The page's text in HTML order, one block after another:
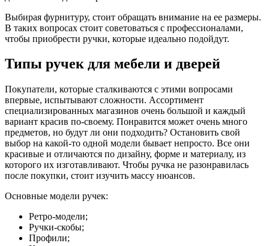
Выбирая фурнитуру, стоит обращать внимание на ее размеры.
В таких вопросах стоит советоваться с профессионалами,
чтобы приобрести ручки, которые идеально подойдут.
Типы ручек для мебели и дверей
Покупатели, которые сталкиваются с этими вопросами
впервые, испытывают сложности. Ассортимент
специализированных магазинов очень большой и каждый
вариант красив по-своему. Понравится может очень много
предметов, но будут ли они подходить? Остановить свой
выбор на какой-то одной модели бывает непросто. Все они
красивые и отличаются по дизайну, форме и материалу, из
которого их изготавливают. Чтобы ручка не разонравилась
после покупки, стоит изучить массу нюансов.
Основные модели ручек:
Ретро-модели;
Ручки-скобы;
Профили;